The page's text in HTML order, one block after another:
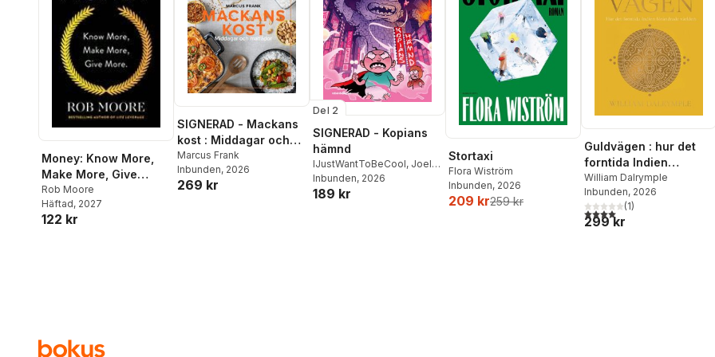
Money: Know More,
Make More, Give
More: Learn How to
Make More Money
and Transform Your
Rob Moore
Häftad, 2027
122 kr
SIGNERAD - Mackans
kost : Middagar och
matlådor
Marcus Frank
Inbunden, 2026
269 kr
Del 2
SIGNERAD - Kopians
hämnd
IJustWantToBeCool, Joel
Adolphson,Emil Ejdemo
Beer ,Victor Beer
Inbunden, 2026
189 kr
Stortaxi
Flora Wiström
Inbunden, 2026
209 kr259 kr
Guldvägen : hur det
forntida Indien
förändrade världen
William Dalrymple
Inbunden, 2026
4,0utav 5 stjärnor. Totalt
(1)
299 kr